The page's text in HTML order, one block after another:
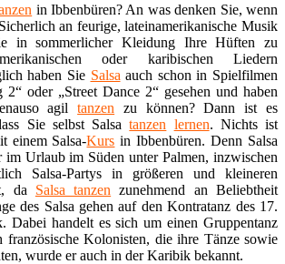
in Ibbenbüren? An was denken Sie, wenn
an feurige, lateinamerikanische Musik
in sommerlicher Kleidung Ihre Hüften zu
oder karibischen Liedern
haben Sie Salsa auch schon in Spielfilmen
oder „Street Dance 2“ gesehen und haben
agiltanzen zu können? Dann ist es
Sie selbst Salsatanzen lernen. Nichts ist
einem Salsa-Kurs in Ibbenbüren. Denn Salsa
im Urlaub im Süden unter Palmen, inzwischen
Salsa-Partys in größeren und kleineren
da Salsa tanzen zunehmend an Beliebtheit
des Salsa gehen auf den Kontratanz des 17.
Dabei handelt es sich um einen Gruppentanz
französische Kolonisten, die ihre Tänze sowie
wurde er auch in der Karibik bekannt.